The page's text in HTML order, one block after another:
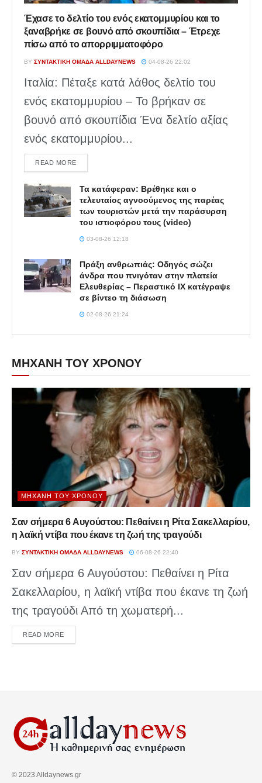
Έχασε το δελτίο του ενός εκατομμυρίου και το
ξαναβρήκε σε βουνό από σκουπίδια – Έτρεχε
πίσω από το απορριμματοφόρο
BY ΣΥΝΤΑΚΤΙΚΉ ΟΜΆΔΑ ALLDAYNEWS 04-08-26 22:02
Ιταλία: Πέταξε κατά λάθος δελτίο του
ενός εκατομμυρίου – Το βρήκαν σε
βουνό από σκουπίδια Ένα δελτίο αξίας
ενός εκατομμυρίου...
READ MOREDETAILS
Τα κατάφεραν: Βρέθηκε και ο
τελευταίος αγνοούμενος της παρέας
των τουριστών μετά την παράσυρση
του ιστιοφόρου τους (video)
03-08-26 12:18
Πράξη ανθρωπιάς: Οδηγός σώζει
άνδρα που πνιγόταν στην πλατεία
Ελευθερίας – Περαστικό ΙΧ κατέγραψε
σε βίντεο τη διάσωση
02-08-26 21:24
ΜΗΧΑΝΗ ΤΟΥ ΧΡΟΝΟΥ
ΜΗΧΑΝΉ ΤΟΥ ΧΡΌΝΟΥ
Σαν σήμερα 6 Αυγούστου: Πεθαίνει η Ρίτα Σακελλαρίου,
η λαϊκή ντίβα που έκανε τη ζωή της τραγούδι
BY ΣΥΝΤΑΚΤΙΚΉ ΟΜΆΔΑ ALLDAYNEWS 06-08-26 22:40
Σαν σήμερα 6 Αυγούστου: Πεθαίνει η Ρίτα
Σακελλαρίου, η λαϊκή ντίβα που έκανε τη ζωή
της τραγούδι Από τη χωματερή...
READ MOREDETAILS
© 2023 Alldaynews.gr